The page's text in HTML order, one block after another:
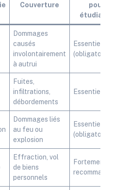
Couverture
pour
étudiants
Dommages
causés
involontairement
à autrui
Essentielle
(obligatoire)
Fuites,
infiltrations,
débordements
Essentielle
Dommages liés
au feu ou
explosion
Essentielle
(obligatoire)
Effraction, vol
de biens
personnels
Fortement
recommandée